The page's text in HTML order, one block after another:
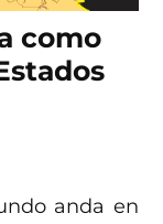
como
anda en